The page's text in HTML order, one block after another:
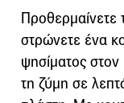
Προθερμαίνετε
στρώνετε ένα
ψησίματος
τη ζύμη σε